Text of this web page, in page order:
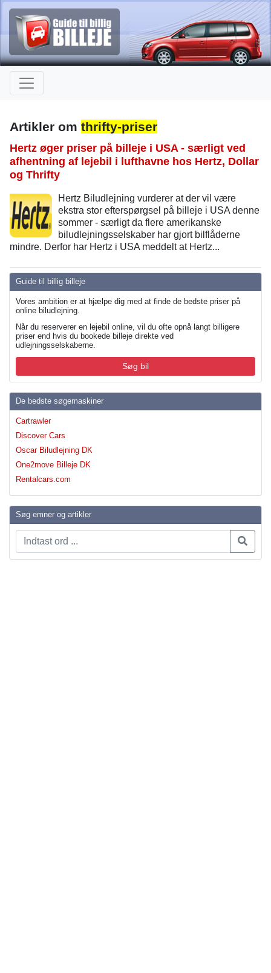
Guide til billig billeje
Vores ambition er at hjælpe dig med at finde de bedste priser på
online biludlejning.
Når du reserverer en lejebil online, vil du ofte opnå langt billigere
priser end hvis du bookede billeje direkte ved
udlejningsselskaberne.
Søg bil
De bedste søgemaskiner
Cartrawler
Discover Cars
Oscar Biludlejning DK
One2move Billeje DK
Rentalcars.com
Søg emner og artikler
Artikler om thrifty-priser
Hertz øger priser på billeje i USA - særligt ved
afhentning af lejebil i lufthavne hos Hertz, Dollar
og Thrifty
Hertz Biludlejning vurderer at der vil være
ekstra stor efterspørgsel på billeje i USA denne
sommer - særligt da flere amerikanske
biludlejningsselskaber har gjort bilflåderne
mindre. Derfor har Hertz i USA meddelt at Hertz...